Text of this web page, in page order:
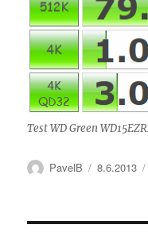
Test WD Green
Autor:
PavelB 8.6.2013